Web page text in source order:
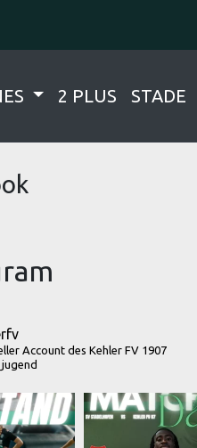
2 PLUS STADE
Account des Kehler FV 1907